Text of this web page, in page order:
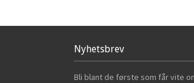
Nyhetsbrev
Bli blant de første som får vite